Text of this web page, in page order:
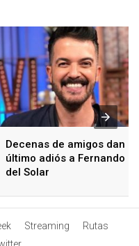
Decenas de amigos dan
último adiós a Fernando
del Solar
Streaming
Rutas